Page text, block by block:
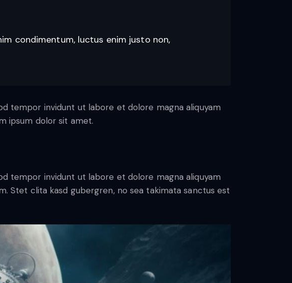
condimentum, luctus enim justo non,
tempor invidunt ut labore et dolore magna aliquyam
ipsum dolor sit amet.
tempor invidunt ut labore et dolore magna aliquyam
Stet clita kasd gubergren, no sea takimata sanctus est